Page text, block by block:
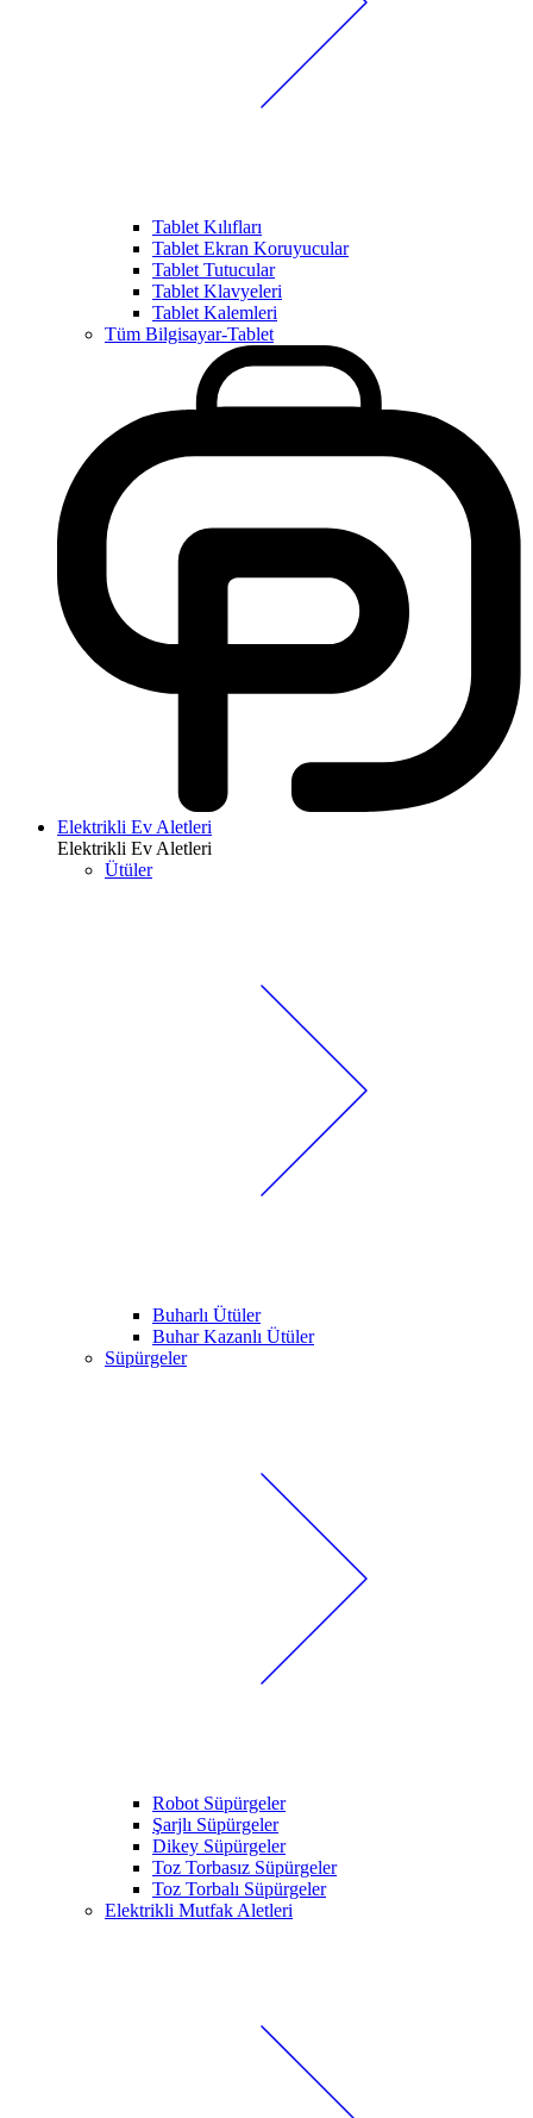
Tablet Kılıfları
Tablet Ekran Koruyucular
Tablet Tutucular
Tablet Klavyeleri
Tablet Kalemleri
Tüm Bilgisayar-Tablet
Elektrikli Ev Aletleri
Elektrikli Ev Aletleri
Ütüler
Buharlı Ütüler
Buhar Kazanlı Ütüler
Süpürgeler
Robot Süpürgeler
Şarjlı Süpürgeler
Dikey Süpürgeler
Toz Torbasız Süpürgeler
Toz Torbalı Süpürgeler
Elektrikli Mutfak Aletleri